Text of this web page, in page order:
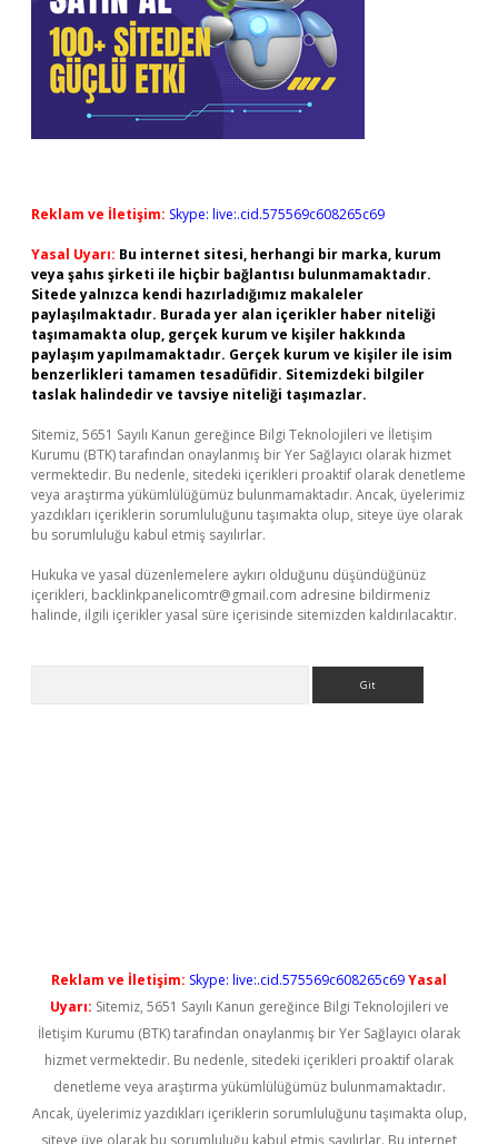
Reklam ve İletişim: Skype: live:.cid.575569c608265c69
Yasal Uyarı: Bu internet sitesi, herhangi bir marka, kurum
veya şahıs şirketi ile hiçbir bağlantısı bulunmamaktadır.
Sitede yalnızca kendi hazırladığımız makaleler
paylaşılmaktadır. Burada yer alan içerikler haber niteliği
taşımamakta olup, gerçek kurum ve kişiler hakkında
paylaşım yapılmamaktadır. Gerçek kurum ve kişiler ile isim
benzerlikleri tamamen tesadüfidir. Sitemizdeki bilgiler
taslak halindedir ve tavsiye niteliği taşımazlar.
Sitemiz, 5651 Sayılı Kanun gereğince Bilgi Teknolojileri ve İletişim
Kurumu (BTK) tarafından onaylanmış bir Yer Sağlayıcı olarak hizmet
vermektedir. Bu nedenle, sitedeki içerikleri proaktif olarak denetleme
veya araştırma yükümlülüğümüz bulunmamaktadır. Ancak, üyelerimiz
yazdıkları içeriklerin sorumluluğunu taşımakta olup, siteye üye olarak
bu sorumluluğu kabul etmiş sayılırlar.
Hukuka ve yasal düzenlemelere aykırı olduğunu düşündüğünüz
içerikleri, backlinkpanelicomtr@gmail.com adresine bildirmeniz
halinde, ilgili içerikler yasal süre içerisinde sitemizden kaldırılacaktır.
Reklam ve İletişim: Skype: live:.cid.575569c608265c69Yasal
Uyarı: Sitemiz, 5651 Sayılı Kanun gereğince Bilgi Teknolojileri ve
İletişim Kurumu (BTK) tarafından onaylanmış bir Yer Sağlayıcı olarak
hizmet vermektedir. Bu nedenle, sitedeki içerikleri proaktif olarak
denetleme veya araştırma yükümlülüğümüz bulunmamaktadır.
Ancak, üyelerimiz yazdıkları içeriklerin sorumluluğunu taşımakta olup,
siteye üye olarak bu sorumluluğu kabul etmiş sayılırlar. Bu internet